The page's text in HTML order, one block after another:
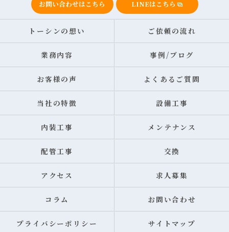
お問い合わせはこちら LINEはこちら
トーシンの想い ご依頼の流れ
業務内容 事例/ブログ
お客様の声 よくあるご質問
当社の特徴 設備工事
内装工事 メンテナンス
配管工事 交換
アクセス 求人募集
コラム お問い合わせ
プライバシーポリシー サイトマップ